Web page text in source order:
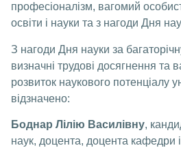
професіоналізм, вагомий
освіти і науки та з нагоди Дня
З нагоди Дня науки за
визначні трудові досягнення та
розвиток наукового потенціалу
відзначено:
Боднар Лілію Василівну,
наук, доцента, доцента кафедри